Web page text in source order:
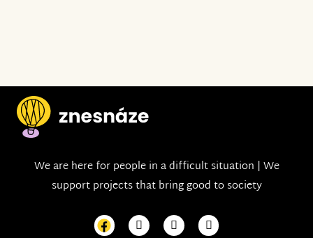
We are here for people in a difficult situation | We
support projects that bring good to society